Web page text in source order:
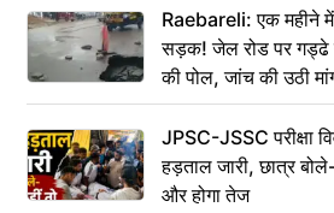
Raebareli: एक महीने
सड़क! जेल रोड पर गड्ढे ने
की पोल, जांच की उठी
JPSC-JSSC परीक्षा
हड़ताल जारी, छात्र
और होगा तेज